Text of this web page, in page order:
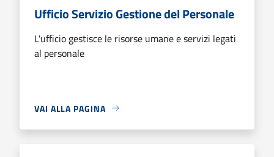
Ufficio Servizio Gestione del Personale
L'ufficio gestisce le risorse umane e servizi legati
al personale
VAI ALLA PAGINA